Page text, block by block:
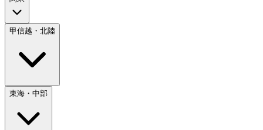
甲信越・北陸
東海・中部